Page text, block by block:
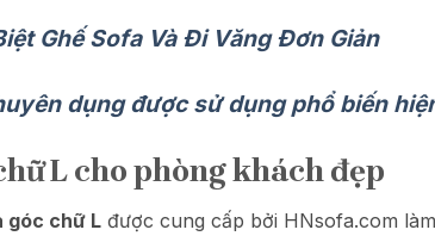
Ghế Sofa Và Đi Văng Đơn Giản
dụng được sử dụng phổ biến
L cho phòng khách đẹp
góc chữ L được cung cấp bởi HNsofa.com làm